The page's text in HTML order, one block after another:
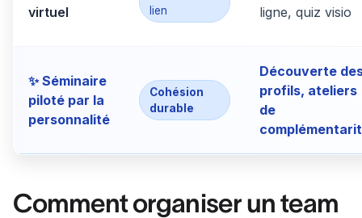
virtuel
lien
ligne, quiz visio
✨ Séminaire
piloté par la
personnalité
Cohésion
durable
Découverte
profils, ateliers
de
Comment organiser un team